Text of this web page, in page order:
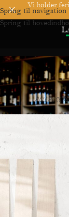
Spring til navigation
Spring til
Vi holder
ALLE